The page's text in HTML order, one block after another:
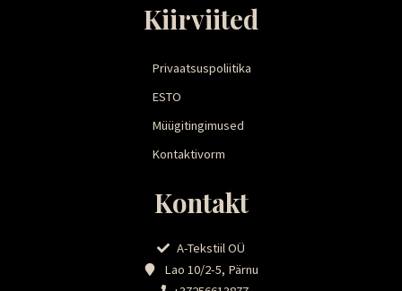
Kiirviited
Privaatsuspoliitika
ESTO
Müügitingimused
Kontaktivorm
Kontakt
A-Tekstiil OÜ
Lao 10/2-5, Pärnu